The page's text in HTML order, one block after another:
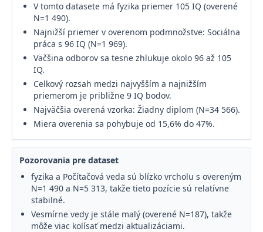
V tomto datasete má fyzika priemer 105 IQ (overené
N=1 490).
Najnižší priemer v overenom podmnožstve: Sociálna
práca s 96 IQ (N=1 969).
Väčšina odborov sa tesne zhlukuje okolo 96 až 105
IQ.
Celkový rozsah medzi najvyšším a najnižším
priemerom je približne 9 IQ bodov.
Najväčšia overená vzorka: Žiadny diplom (N=34 566).
Miera overenia sa pohybuje od 15,6% do 47%.
Pozorovania pre dataset
fyzika a Počítačová veda sú blízko vrcholu s overeným
N=1 490 a N=5 313, takže tieto pozície sú relatívne
stabilné.
Vesmírne vedy je stále malý (overené N=187), takže
môže viac kolísať medzi aktualizáciami.